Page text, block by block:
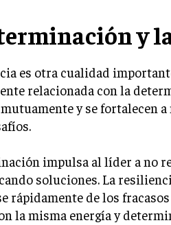
y
es otra cualidad
relacionada con la
y se fortalecen
impulsa al líder a no
soluciones. La
rápidamente de los
la misma energía y